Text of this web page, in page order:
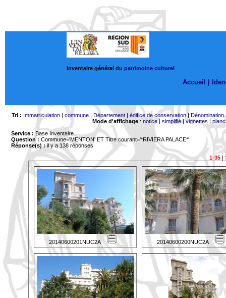
Inventaire général du patrimoine culturel
Accueil |
Tri : Immatriculation| commune| Département| édifice de conservation| Dénomination
Mode d'affichage: notice| simplifié|vignettes |
Service : Base Inventaire
Question : Commune='MENTON' ET Titre courant='*RIVIERA PALACE*'
Réponse(s) :il y a 138 réponses
1-35|
20140600201NUC2A 20140600200NUC2A